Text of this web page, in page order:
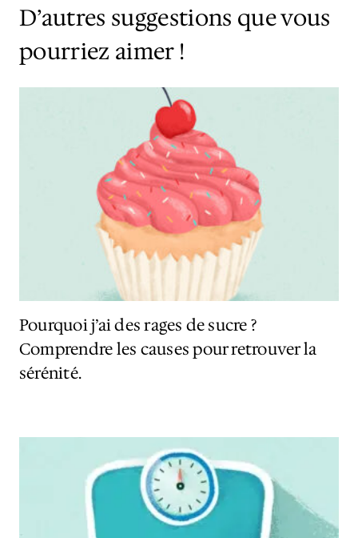
D’autres suggestions que vous
pourriez aimer !
Pourquoi j’ai des rages de sucre ?
Comprendre les causes pour retrouver la
sérénité.